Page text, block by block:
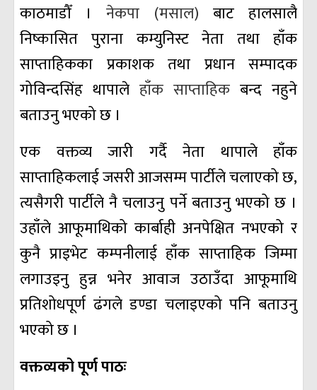
काठमाडौँ ।नेकपा (मसाल) बाट हालसालै
निष्कासित पुराना कम्युनिस्ट नेता तथा हाँक
साप्ताहिकका प्रकाशक तथा प्रधान सम्पादक
गोविन्दसिंह थापाले हाँक साप्ताहिक बन्द नहुने
बताउनु भएको छ ।
एक वक्तव्य जारी गर्दै नेता थापाले हाँक
साप्ताहिकलाई जसरी आजसम्म पार्टीले चलाएको छ,
त्यसैगरी पार्टीले नै चलाउनु पर्ने बताउनु भएको छ ।
उहाँले आफूमाथिको कार्बाही अनपेक्षित नभएको र
कुनै प्राइभेट कम्पनीलाई हाँक साप्ताहिक जिम्मा
लगाउइनु हुन्न भनेर आवाज उठाउँदा आफूमाथि
प्रतिशोधपूर्ण ढंगले डण्डा चलाइएको पनि बताउनु
भएको छ ।
वक्तव्यको पूर्ण पाठः